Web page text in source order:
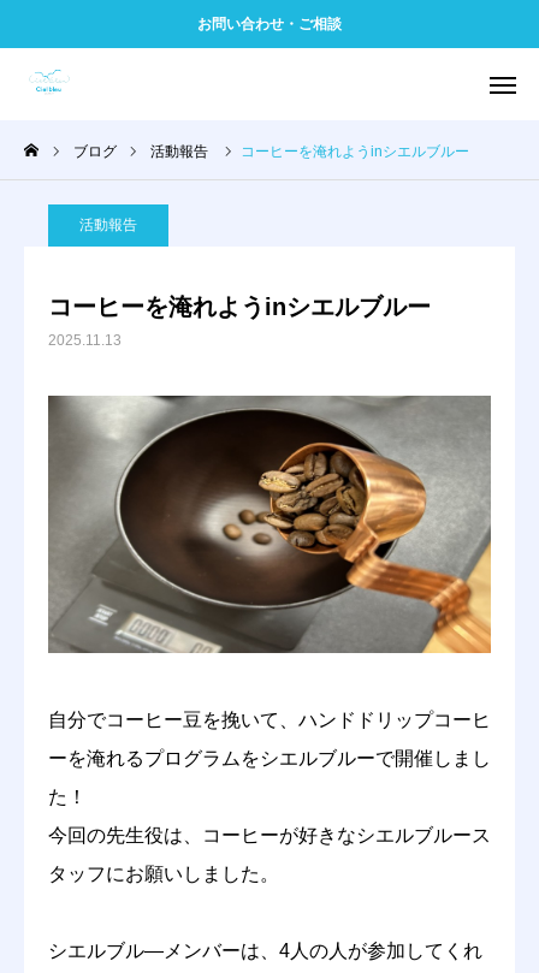
お問い合わせ・ご相談
ブログ 活動報告 コーヒーを淹れようinシエルブルー
活動報告
コーヒーを淹れようinシエルブルー
2025.11.13
自分でコーヒー豆を挽いて、ハンドドリップコーヒ
ーを淹れるプログラムをシエルブルーで開催しまし
た！
今回の先生役は、コーヒーが好きなシエルブルース
タッフにお願いしました。
シエルブル―メンバーは、4人の人が参加してくれ
事業案内 問い合わせ
アクセス
シエルブルーとは
家族の方へ